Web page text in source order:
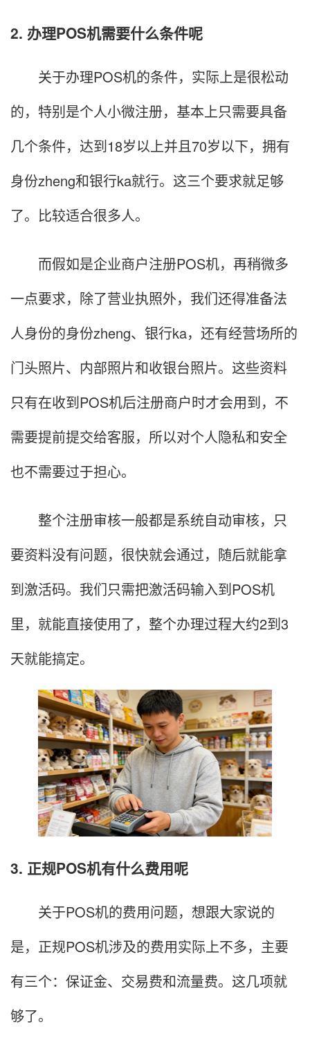
2. 办理POS机需要什么条件呢
关于办理POS机的条件，实际上是很松动
的，特别是个人小微注册，基本上只需要具备
几个条件，达到18岁以上并且70岁以下，拥有
身份zheng和银行ka就行。这三个要求就足够
了。比较适合很多人。
而假如是企业商户注册POS机，再稍微多
一点要求，除了营业执照外，我们还得准备法
人身份的身份zheng、银行ka，还有经营场所的
门头照片、内部照片和收银台照片。这些资料
只有在收到POS机后注册商户时才会用到，不
需要提前提交给客服，所以对个人隐私和安全
也不需要过于担心。
整个注册审核一般都是系统自动审核，只
要资料没有问题，很快就会通过，随后就能拿
到激活码。我们只需把激活码输入到POS机
里，就能直接使用了，整个办理过程大约2到3
天就能搞定。
3. 正规POS机有什么费用呢
关于POS机的费用问题，想跟大家说的
是，正规POS机涉及的费用实际上不多，主要
有三个：保证金、交易费和流量费。这几项就
够了。